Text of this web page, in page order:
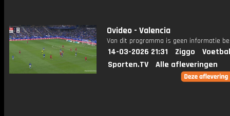
Ovideo - Valencia
Van dit programma is geen informatie
14-03-2026 21:31 Ziggo
Sporten.TV
Alle afleveringen